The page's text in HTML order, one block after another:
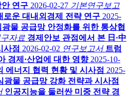
연구 2026-02-27 기본연구보고
로운 대내외경제 전략 연구 2025-
광물 공급망 안정화를 위한 통상협
구자료 경제안보 관점에서 본 日·中
사점 2026-02-02 연구보고서 트럼
경제·산업에 대한 영향 2025-10-
에너지 협력 현황 및 시사점 2025-
광물 공급망 강화 전략과 시사점
인공지능을 둘러싼 미중 전략 경